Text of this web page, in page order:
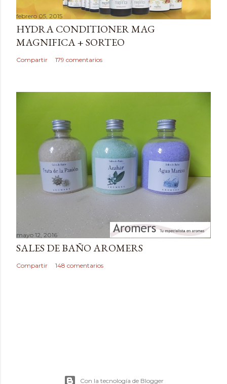
a
r
u
n
c
o
febrero 05, 2015
HYDRA CONDITIONER MAG
MAGNIFICA + SORTEO
Compartir 179 comentarios
mayo 12, 2016
SALES DE BAÑO AROMERS
Compartir 148 comentarios
Con la tecnología de Blogger